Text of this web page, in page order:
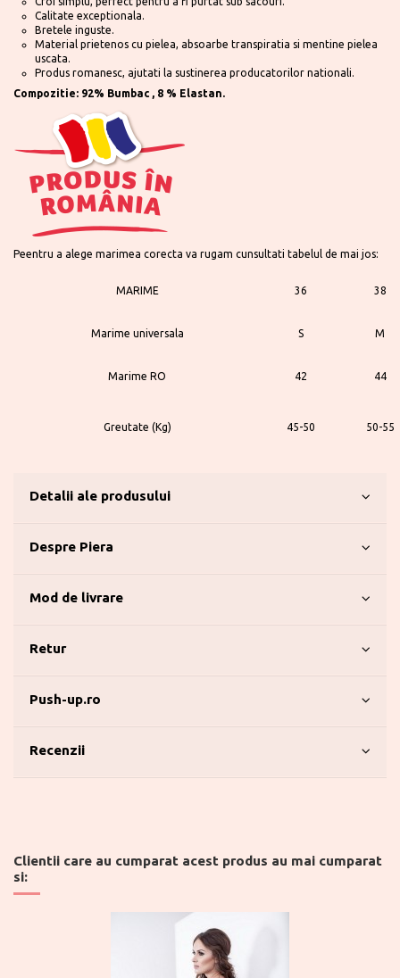
Calitate exceptionala.
Bretele inguste.
Material prietenos cu pielea, absoarbe transpiratia si mentine pielea
uscata.
Produs romanesc, ajutati la sustinerea producatorilor nationali.
Compozitie: 92% Bumbac , 8 % Elastan.
Peentru a alege marimea corecta va rugam cunsultati tabelul de mai jos:
MARIME 36 38
Marime universala S M
Marime RO 42 44
Greutate (Kg) 45-50 50-55
Detalii ale produsului
Despre Piera
Mod de livrare
Retur
Push-up.ro
Recenzii
Clientii care au cumparat acest produs au mai cumparat
si: